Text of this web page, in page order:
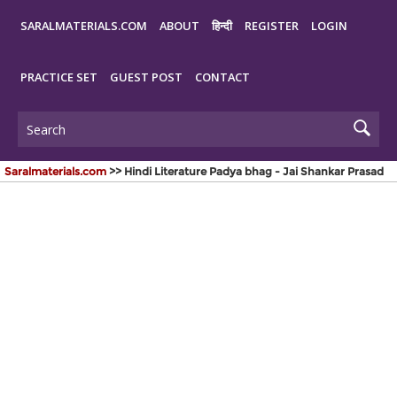
SARALMATERIALS.COM ABOUT हिन्दी REGISTER LOGIN
PRACTICE SET GUEST POST CONTACT
Saralmaterials.com >> Hindi Literature Padya bhag - Jai Shankar Prasad